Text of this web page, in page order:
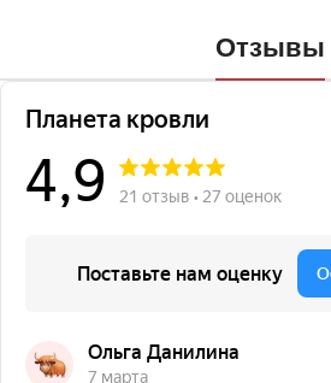
Отзывы